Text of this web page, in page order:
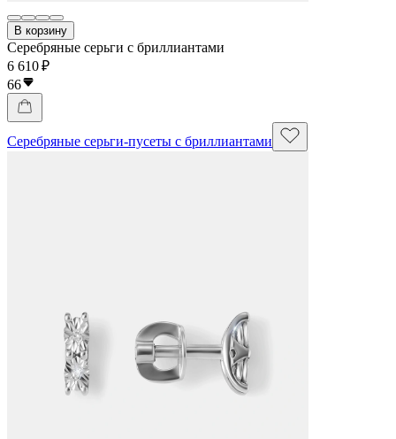
В корзину
Серебряные серьги с бриллиантами
6 610 ₽
66
Серебряные серьги-пусеты с бриллиантами